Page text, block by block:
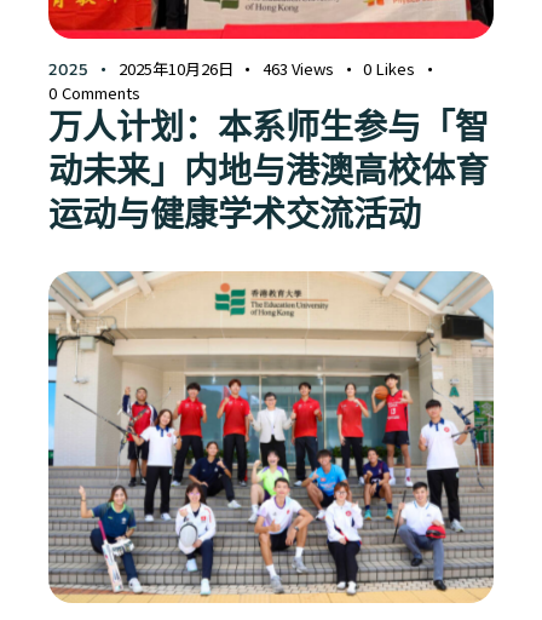
2025 2025年10月26日 463 Views 0 Likes
0 Comments
万人计划：本系师生参与「智
动未来」内地与港澳高校体育
运动与健康学术交流活动